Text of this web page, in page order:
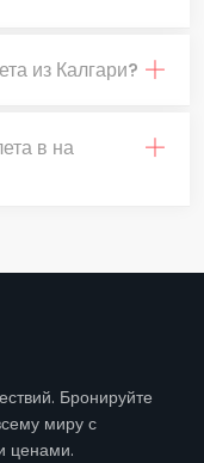
из Калгари?
в на
Бронируйте
миру с
ценами.